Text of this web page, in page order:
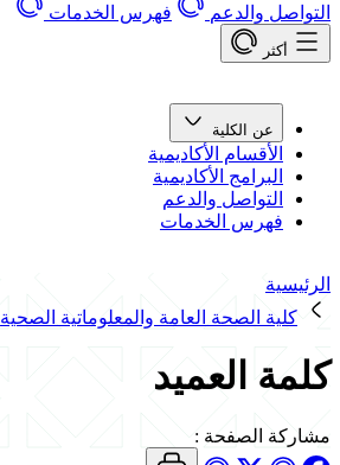
التواصل والدعم
فهرس الخدمات
أكثر
عن الكلية
الأقسام الأكاديمية
البرامج الأكاديمية
التواصل والدعم
فهرس الخدمات
الرئيسية
كلية الصحة العامة والمعلوماتية الصحية
كلمة العميد
مشاركة الصفحة :